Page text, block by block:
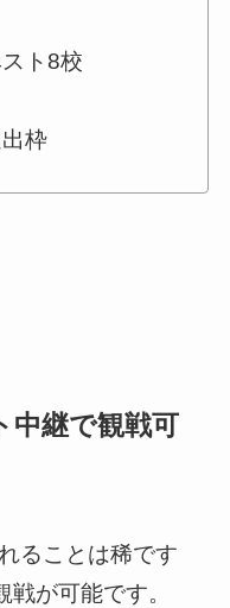
ト8校
枠
中継で観戦可
ることは稀です
が可能です。